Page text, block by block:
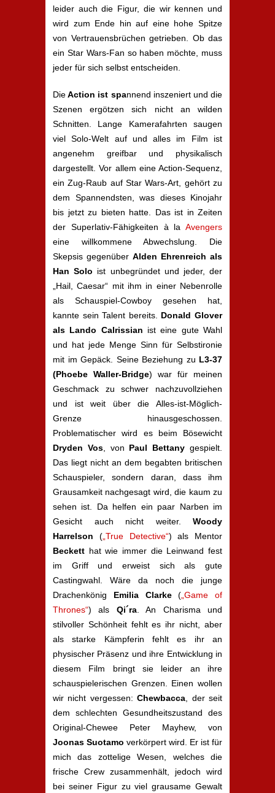
leider auch die Figur, die wir kennen und
wird zum Ende hin auf eine hohe Spitze
von Vertrauensbrüchen getrieben. Ob das
ein Star Wars-Fan so haben möchte, muss
jeder für sich selbst entscheiden.
DieAction ist spannend inszeniert und die
Szenen ergötzen sich nicht an wilden
Schnitten. Lange Kamerafahrten saugen
viel Solo-Welt auf und alles im Film ist
angenehm greifbar und physikalisch
dargestellt. Vor allem eine Action-Sequenz,
ein Zug-Raub auf Star Wars-Art, gehört zu
dem Spannendsten, was dieses Kinojahr
bis jetzt zu bieten hatte. Das ist in Zeiten
der Superlativ-Fähigkeiten à la Avengers
eine willkommene Abwechslung. Die
Skepsis gegenüber Alden Ehrenreich als
Han Solo ist unbegründet und jeder, der
„Hail, Caesar“ mit ihm in einer Nebenrolle
als Schauspiel-Cowboy gesehen hat,
kannte sein Talent bereits. Donald Glover
als Lando Calrissian ist eine gute Wahl
und hat jede Menge Sinn für Selbstironie
mit im Gepäck. Seine Beziehung zu L3-37
(Phoebe Waller-Bridge) war für meinen
Geschmack zu schwer nachzuvollziehen
und ist weit über die Alles-ist-Möglich-
Grenze hinausgeschossen.
Problematischer wird es beim Bösewicht
Dryden Vos, von Paul Bettany gespielt.
Das liegt nicht an dem begabten britischen
Schauspieler, sondern daran, dass ihm
Grausamkeit nachgesagt wird, die kaum zu
sehen ist. Da helfen ein paar Narben im
Gesicht auch nicht weiter. Woody
Harrelson („True Detective“) als Mentor
Beckett hat wie immer die Leinwand fest
im Griff und erweist sich als gute
Castingwahl. Wäre da noch die junge
Drachenkönig Emilia Clarke( „Game of
Thrones“) als Qi´ra. An Charisma und
stilvoller Schönheit fehlt es ihr nicht, aber
als starke Kämpferin fehlt es ihr an
physischer Präsenz und ihre Entwicklung in
diesem Film bringt sie leider an ihre
schauspielerischen Grenzen. Einen wollen
wir nicht vergessen:Chewbacca , der seit
dem schlechten Gesundheitszustand des
Original-Chewee Peter Mayhew, von
Joonas Suotamo verkörpert wird. Er ist für
mich das zottelige Wesen, welches die
frische Crew zusammenhält, jedoch wird
bei seiner Figur zu viel grausame Gewalt